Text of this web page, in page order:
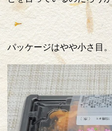
パッケージはやや小さ目。